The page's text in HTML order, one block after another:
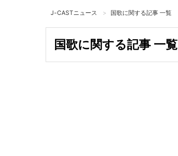
J-CASTニュース 国歌に関する記事 一覧
国歌に関する記事 一覧